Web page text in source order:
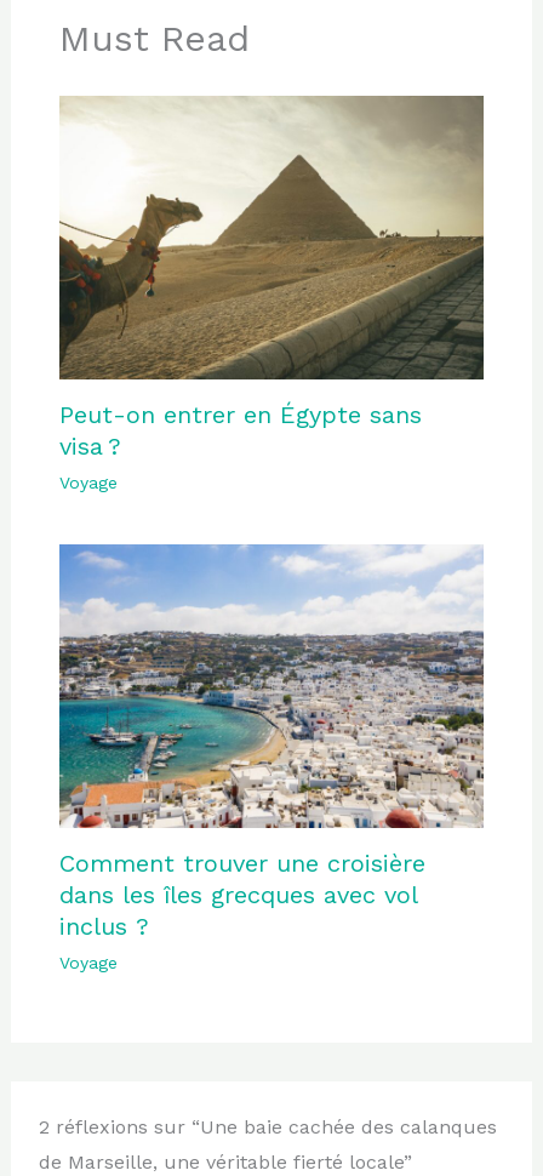
Must Read
Peut-on entrer en Égypte sans
visa ?
Voyage
Comment trouver une croisière
dans les îles grecques avec vol
inclus ?
Voyage
2 réflexions sur “Une baie cachée des calanques
de Marseille, une véritable fierté locale”